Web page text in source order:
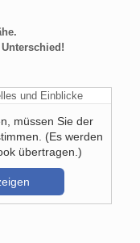
Unterschied!
müssen Sie der
(Es werden
übertragen.)